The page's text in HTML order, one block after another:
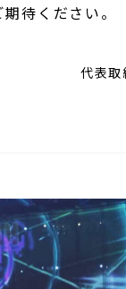
待ください。
代表取